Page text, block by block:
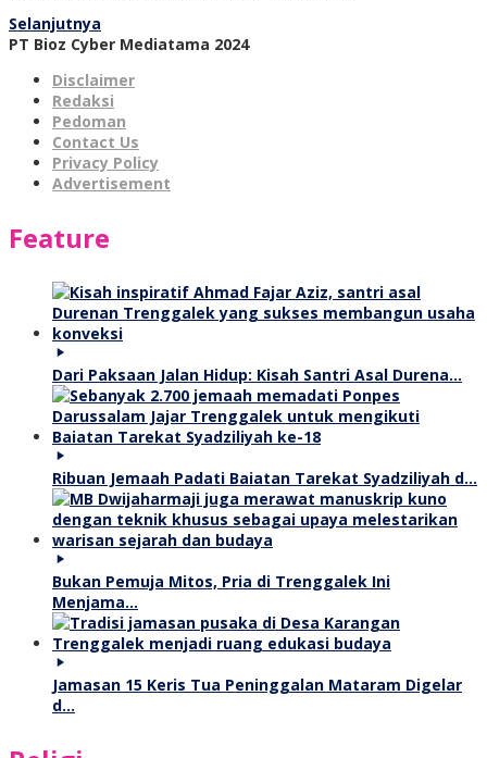
Selanjutnya
PT Bioz Cyber Mediatama 2024
Disclaimer
Redaksi
Pedoman
Contact Us
Privacy Policy
Advertisement
Feature
Dari Paksaan Jalan Hidup: Kisah Santri Asal Durena…
Ribuan Jemaah Padati Baiatan Tarekat Syadziliyah d…
Bukan Pemuja Mitos, Pria di Trenggalek Ini
Menjama…
Jamasan 15 Keris Tua Peninggalan Mataram Digelar
d…